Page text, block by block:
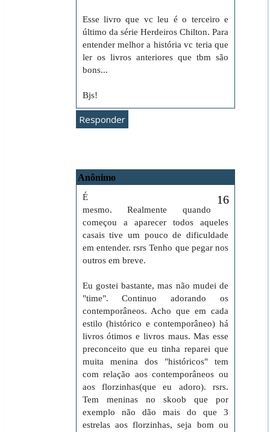
Esse livro que vc leu é o terceiro e
último da série Herdeiros Chilton. Para
entender melhor a história vc teria que
ler os livros anteriores que tbm são
bons...
Bjs!
Responder
Anônimo
É
mesmo. Realmente quando
começou a aparecer todos aqueles
casais tive um pouco de dificuldade
em entender. rsrs Tenho que pegar nos
outros em breve.
Eu gostei bastante, mas não mudei de
"time". Continuo adorando os
contemporâneos. Acho que em cada
estilo (histórico e contemporâneo) há
livros ótimos e livros maus. Mas esse
preconceito que eu tinha reparei que
muita menina dos "históricos" tem
com relação aos contemporâneos ou
aos florzinhas(que eu adoro). rsrs.
Tem meninas no skoob que por
exemplo não dão mais do que 3
estrelas aos florzinhas, seja bom ou